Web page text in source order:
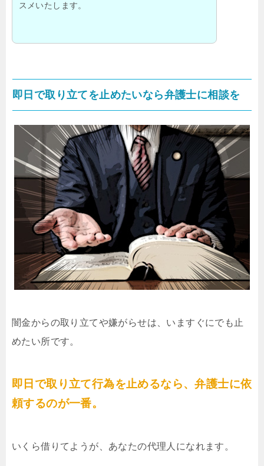
スメいたします。
即日で取り立てを止めたいなら弁護士に相談を
闇金からの取り立てや嫌がらせは、いますぐにでも止
めたい所です。
即日で取り立て行為を止めるなら、弁護士に依
頼するのが一番。
いくら借りてようが、あなたの代理人になれます。